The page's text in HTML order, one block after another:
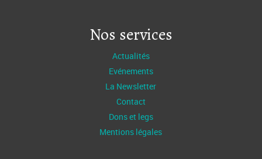
Nos services
Actualités
Evénements
La Newsletter
Contact
Dons et legs
Mentions légales